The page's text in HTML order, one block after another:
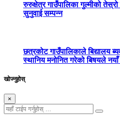
रुरुक्षेत्र गाउँपालिका गुल्मीको
सुनुवाई सम्पन्न
छत्रकोट गाउँपालिकाले बिद्यालय
स्थानिय मनोनित गरेको बिषयले
खोज्नुहोस्
×